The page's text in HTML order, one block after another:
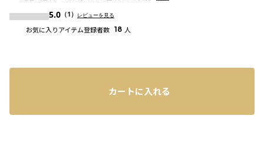
5.0 （1） レビューを見る
お気に入りアイテム登録者数 18 人
カートに入れる